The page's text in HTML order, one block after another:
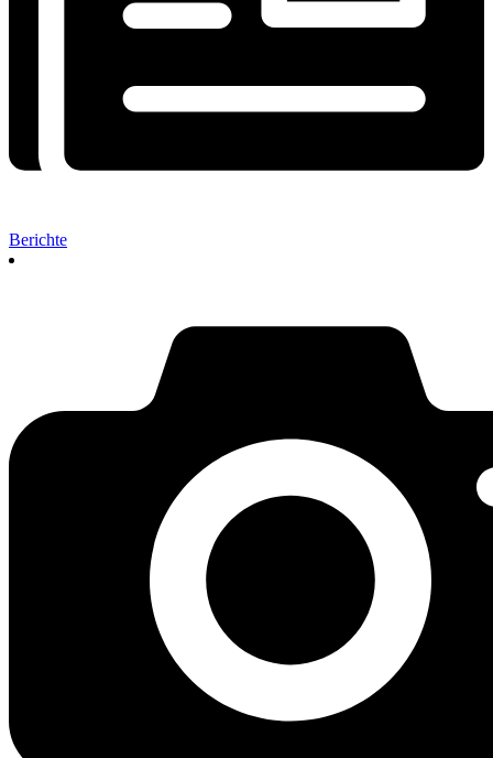
Berichte